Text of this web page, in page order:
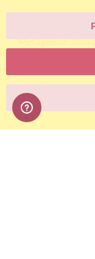
© Bariatric
Metagenics. Tous